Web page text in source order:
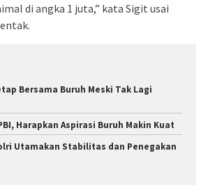
di angka 1 juta,” kata Sigit usai
Bersama Buruh Meski Tak Lagi
Harapkan Aspirasi Buruh Makin Kuat
Utamakan Stabilitas dan Penegakan